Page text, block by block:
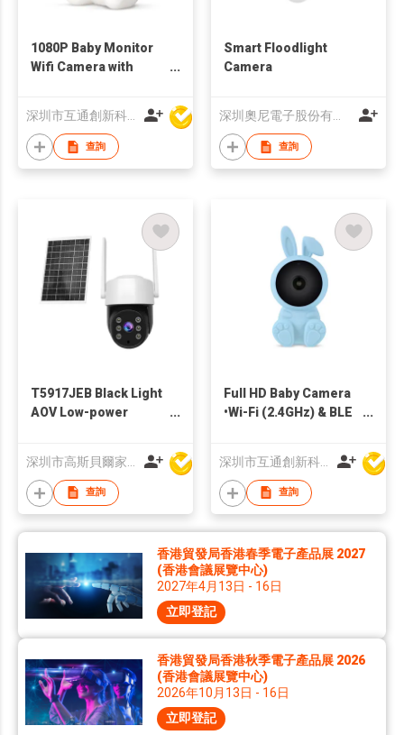
1080P Baby Monitor
Wifi Camera with
Home
深圳市互通創新科技有限公司
查詢
Smart Floodlight
Camera
深圳奧尼電子股份有限公司
查詢
T5917JEB Black Light
AOV Low-power
查詢
Full HD Baby Camera
•Wi-Fi (2.4GHz) & BLE
optional) • Two-way
audio • Temperature
sensor & alerts •
Motion/Sound
detection • Crying
detection • Preset
100-degree wide
angle • Rabbit • Dog
深圳市互通創新科技有限公司
查詢
香港貿發局香港春季電子產品展 2027
(香港會議展覽中心)
2027年4月13日 - 16日
立即登記
香港貿發局香港秋季電子產品展 2026
(香港會議展覽中心)
2026年10月13日 - 16日
立即登記